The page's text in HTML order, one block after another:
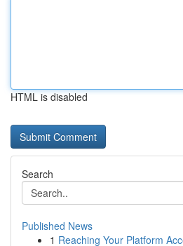
HTML is disabled
Search
Published News
1 Reaching Your Platform